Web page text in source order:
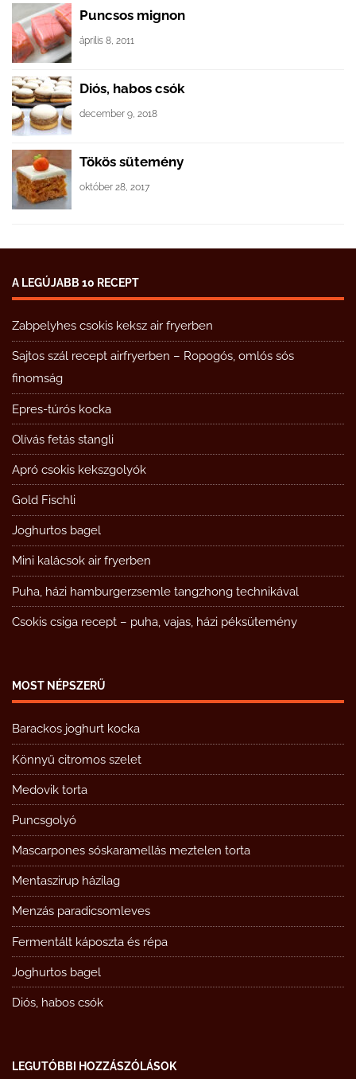
Puncsos mignon
április 8, 2011
Diós, habos csók
december 9, 2018
Tökös sütemény
október 28, 2017
A LEGÚJABB 10 RECEPT
Zabpelyhes csokis keksz air fryerben
Sajtos szál recept airfryerben – Ropogós, omlós sós
finomság
Epres-túrós kocka
Olívás fetás stangli
Apró csokis kekszgolyók
Gold Fischli
Joghurtos bagel
Mini kalácsok air fryerben
Puha, házi hamburgerzsemle tangzhong technikával
Csokis csiga recept – puha, vajas, házi péksütemény
MOST NÉPSZERŰ
Barackos joghurt kocka
Könnyű citromos szelet
Medovik torta
Puncsgolyó
Mascarpones sóskaramellás meztelen torta
Mentaszirup házilag
Menzás paradicsomleves
Fermentált káposzta és répa
Joghurtos bagel
Diós, habos csók
LEGUTÓBBI HOZZÁSZÓLÁSOK